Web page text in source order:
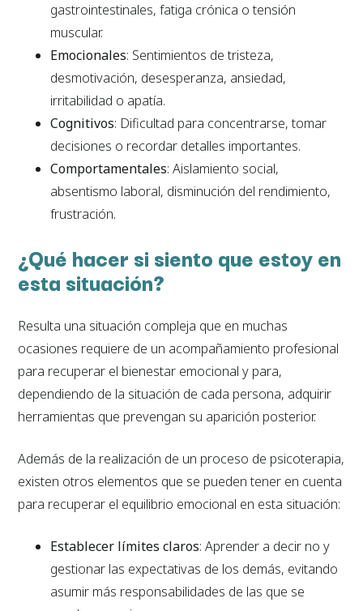
gastrointestinales, fatiga crónica o tensión
muscular.
Emocionales: Sentimientos de tristeza,
desmotivación, desesperanza, ansiedad,
irritabilidad o apatía.
Cognitivos: Dificultad para concentrarse, tomar
decisiones o recordar detalles importantes.
Comportamentales: Aislamiento social,
absentismo laboral, disminución del rendimiento,
frustración.
¿Qué hacer si siento que estoy en
esta situación?
Resulta una situación compleja que en muchas
ocasiones requiere de un acompañamiento profesional
para recuperar el bienestar emocional y para,
dependiendo de la situación de cada persona, adquirir
herramientas que prevengan su aparición posterior.
Además de la realización de un proceso de psicoterapia,
existen otros elementos que se pueden tener en cuenta
para recuperar el equilibrio emocional en esta situación:
Establecer límites claros: Aprender a decir no y
gestionar las expectativas de los demás, evitando
asumir más responsabilidades de las que se